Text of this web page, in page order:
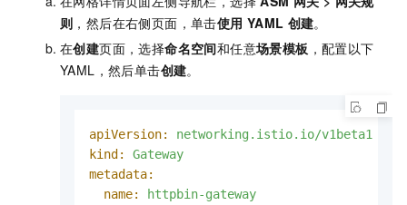
则 ，然后在右侧页面，单击使用 YAML 创建。
在创建页面，选择命名空间和任意场景模板 ，配置以下
YAML，然后单击创建。
apiVersion:
networking.istio.io/v1beta1
kind:
Gateway
metadata:
name:
httpbin-gateway